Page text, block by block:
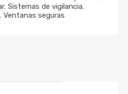
, Sistemas de vigilancia,
, Ventanas seguras